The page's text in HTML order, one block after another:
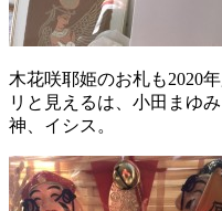
木花咲耶姫のお札も2020
リと見えるは、小田まゆ
神、イシス。